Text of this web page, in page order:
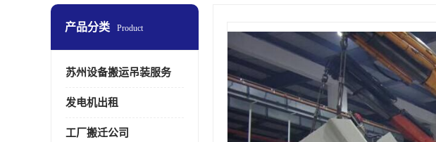
产品分类 Product
苏州设备搬运吊装服务
发电机出租
工厂搬迁公司